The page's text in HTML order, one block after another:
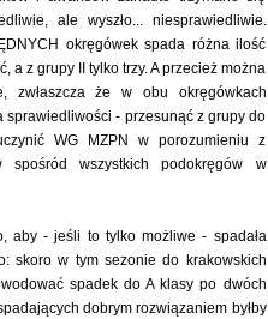
ale wyszło... niesprawiedliwie.
okręgówek spada różna ilość
a z grupy II tylko trzy. A przecież można
zwłaszcza że w obu okręgówkach
- przesunąć z grupy do
WG MZPN w porozumieniu z
spośród wszystkich podokręgów w
aby - jeśli to tylko możliwe - spadała
skoro w tym sezonie do krakowskich
spadek do A klasy po dwóch
dobrym rozwiązaniem byłby